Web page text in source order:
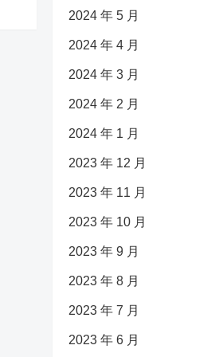
2024 年 5 月
2024 年 4 月
2024 年 3 月
2024 年 2 月
2024 年 1 月
2023 年 12 月
2023 年 11 月
2023 年 10 月
2023 年 9 月
2023 年 8 月
2023 年 7 月
2023 年 6 月